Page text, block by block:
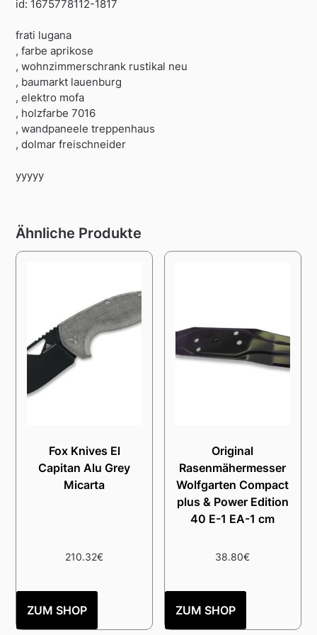
id: 1675778112-1817
frati lugana
, farbe aprikose
, wohnzimmerschrank rustikal neu
, baumarkt lauenburg
, elektro mofa
, holzfarbe 7016
, wandpaneele treppenhaus
, dolmar freischneider
yyyyy
Ähnliche Produkte
Fox Knives El
Capitan Alu Grey
Micarta
210.32€
ZUM SHOP
Original
Rasenmähermesser
Wolfgarten Compact
plus & Power Edition
40 E-1 EA-1 cm
38.80€
ZUM SHOP